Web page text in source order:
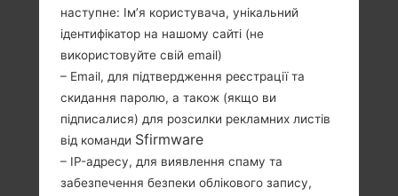
наступне: Ім’я користувача, унікальний
ідентифікатор на нашому сайті (не
використовуйте свій email)
– Email, для підтвердження реєстрації та
скидання паролю, а також (якщо ви
підписалися) для розсилки рекламних листів
від команди Sfirmware
– IP-адресу, для виявлення спаму та
забезпечення безпеки облікового запису,